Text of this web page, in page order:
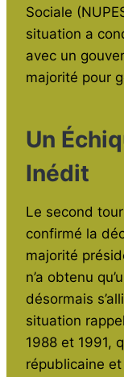
Sociale
situation a
avec un
majorité pour
Un
Inédit
Le second
confirmé la
majorité
n’a obtenu
désormais
situation
1988 et 1991,
républicaine et